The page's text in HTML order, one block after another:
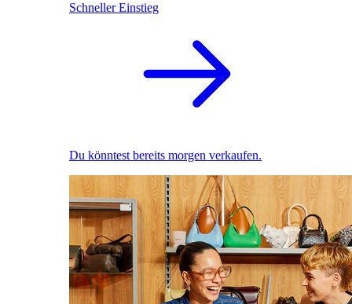
Schneller Einstieg
Du könntest bereits morgen verkaufen.